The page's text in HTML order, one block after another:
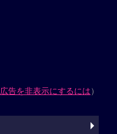
広告を非表示にするには）